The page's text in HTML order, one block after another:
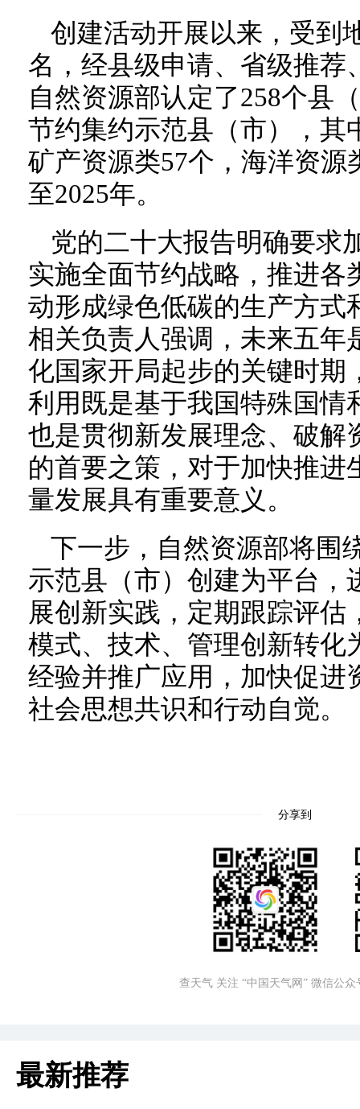
创建活动开展以来，受到
名，经县级申请、省级推荐
自然资源部认定了258个县
节约集约示范县（市），其
矿产资源类57个，海洋资源
至2025年。
党的二十大报告明确要求
实施全面节约战略，推进各
动形成绿色低碳的生产方式
相关负责人强调，未来五年
化国家开局起步的关键时期
利用既是基于我国特殊国情
也是贯彻新发展理念、破解
的首要之策，对于加快推进
量发展具有重要意义。
下一步，自然资源部将围
示范县（市）创建为平台，
展创新实践，定期跟踪评
模式、技术、管理创新转化
经验并推广应用，加快促进
社会思想共识和行动自觉。
分享到
查天气 关注 “中国天气网” 微信公众
最新推荐